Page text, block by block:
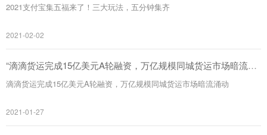
2021支付宝集五福来了！三大玩法，五分钟集齐
2021-02-02
“滴滴货运完成15亿美元A轮融资，万亿规模同城货运市场暗流涌
动
滴滴货运完成15亿美元A轮融资，万亿规模同城货运市场暗流涌动
2021-01-27